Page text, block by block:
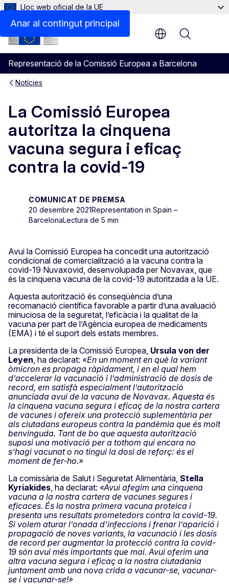
Anar al contingut principal
Lloc web oficial de la UE
Representació de la Comissió Europea a Barcelona
Menu
Notícies
La Comissió Europea
autoritza la cinquena
vacuna segura i eficaç
contra la covid-19
COMUNICAT DE PREMSA
20 desembre 2021Representation in Spain –
BarcelonaLectura de 5 min
Avui la Comissió Europea ha concedit una autorització
condicional de comercialització a la vacuna contra la
covid‑19 Nuvaxovid, desenvolupada per Novavax, que
és la cinquena vacuna de la covid-19 autoritzada a la UE.
Aquesta autorització és conseqüència d’una
recomanació científica favorable a partir d’una avaluació
minuciosa de la seguretat, l’eficàcia i la qualitat de la
vacuna per part de l’Agència europea de medicaments
(EMA) i té el suport dels estats membres.
La presidenta de la Comissió Europea, Ursula von der
Leyen , ha declarat: «En un moment en què la variant
òmicron es propaga ràpidament, i en el qual hem
d’accelerar la vacunació i l’administració de dosis de
record, em satisfà especialment l’autorització
anunciada avui de la vacuna de Novavax. Aquesta és
la cinquena vacuna segura i eficaç de la nostra cartera
de vacunes i ofereix una protecció suplementària per
als ciutadans europeus contra la pandèmia que és molt
benvinguda. Tant de bo que aquesta autorització
suposi una motivació per a tothom qui encara no
s’hagi vacunat o no tingui la dosi de reforç: és el
moment de fer-ho.»
La comissària de Salut i Seguretat Alimentària, Stella
Kyriakides , ha declarat: «Avui afegim una cinquena
vacuna a la nostra cartera de vacunes segures i
eficaces. És la nostra primera vacuna proteica i
presenta uns resultats prometedors contra la covid-19.
Si volem aturar l’onada d’infeccions i frenar l’aparició i
propagació de noves variants, la vacunació i les dosis
de record per augmentar la protecció contra la covid-
19 són avui més importants que mai. Avui oferim una
altra vacuna segura i eficaç a la nostra ciutadania
juntament amb una nova crida a vacunar-se, vacunar-
se i vacunar-se!»